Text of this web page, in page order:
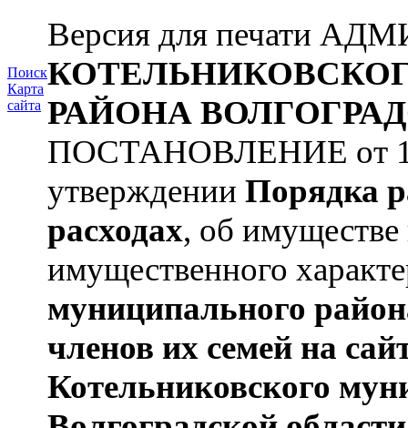
Поиск
Карта
сайта
Версия для печати
РАЙОНА
ПОСТАНОВЛЕНИЕ от
утверждении Порядка
расходах, об имуществе
имущественного
муниципального
членов их семей на
Котельниковского